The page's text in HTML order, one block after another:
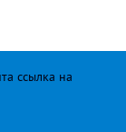
ссылка на